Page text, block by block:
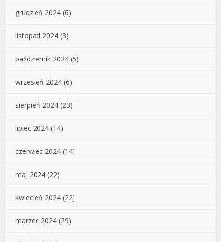
grudzień 2024 (6)
listopad 2024 (3)
październik 2024 (5)
wrzesień 2024 (6)
sierpień 2024 (23)
lipiec 2024 (14)
czerwiec 2024 (14)
maj 2024 (22)
kwiecień 2024 (22)
marzec 2024 (29)